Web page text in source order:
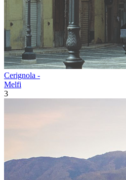
Cerignola -
Melfi
3